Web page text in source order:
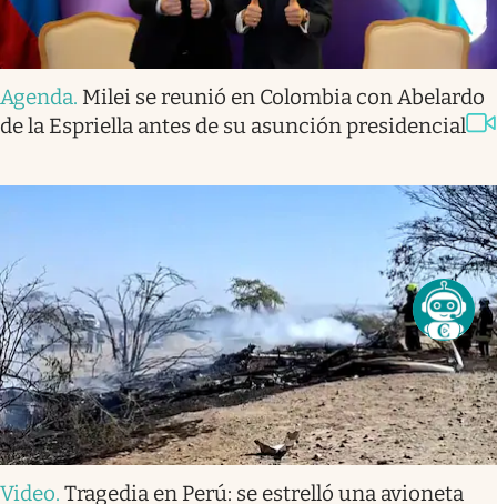
Agenda. Milei se reunió en Colombia con Abelardo
de la Espriella antes de su asunción presidencial
Video. Tragedia en Perú: se estrelló una avioneta